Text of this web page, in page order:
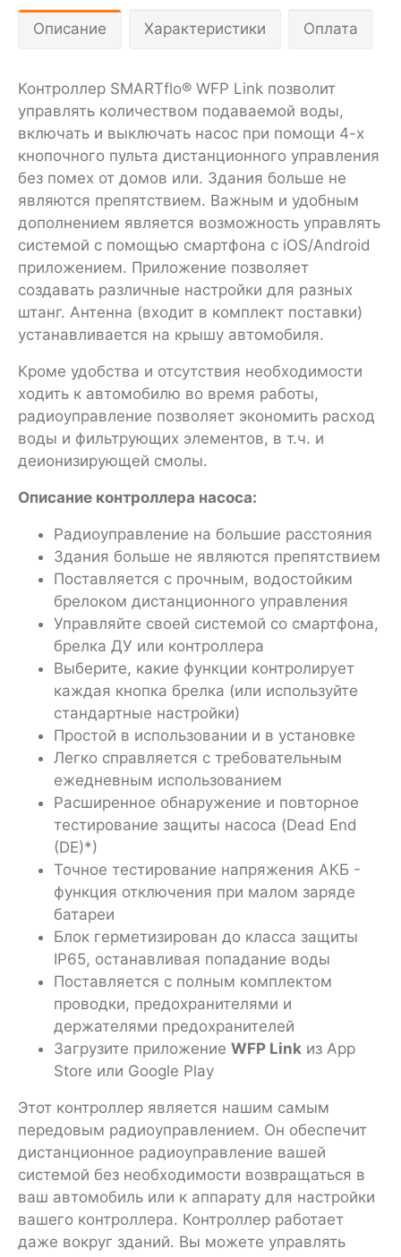
Описание Характеристики Оплата
Контроллер SMARTflo® WFP Link позволит
управлять количеством подаваемой воды,
включать и выключать насос при помощи 4-х
кнопочного пульта дистанционного управления
без помех от домов или. Здания больше не
являются препятствием. Важным и удобным
дополнением является возможность управлять
системой с помощью смартфона c iOS/Android
приложением. Приложение позволяет
создавать различные настройки для разных
штанг. Антенна (входит в комплект поставки)
устанавливается на крышу автомобиля.
Кроме удобства и отсутствия необходимости
ходить к автомобилю во время работы,
радиоуправление позволяет экономить расход
воды и фильтрующих элементов, в т.ч. и
деионизирующей смолы.
Описание контроллера насоса:
Радиоуправление на большие расстояния
Здания больше не являются препятствием
Поставляется с прочным, водостойким
брелоком дистанционного управления
Управляйте своей системой со смартфона,
брелка ДУ или контроллера
Выберите, какие функции контролирует
каждая кнопка брелка (или используйте
стандартные настройки)
Простой в использовании и в установке
Легко справляется с требовательным
ежедневным использованием
Расширенное обнаружение и повторное
тестирование защиты насоса (Dead End
(DE)*)
Точное тестирование напряжения АКБ -
функция отключения при малом заряде
батареи
Блок герметизирован до класса защиты
IP65, останавливая попадание воды
Поставляется с полным комплектом
проводки, предохранителями и
держателями предохранителей
Загрузите приложение WFP Link из App
Store или Google Play
Этот контроллер является нашим самым
передовым радиоуправлением. Он обеспечит
дистанционное радиоуправление вашей
системой без необходимости возвращаться в
ваш автомобиль или к аппарату для настройки
вашего контроллера. Контроллер работает
даже вокруг зданий. Вы можете управлять